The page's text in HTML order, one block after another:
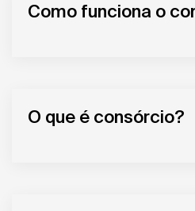
Como funciona o
O que é consórcio?